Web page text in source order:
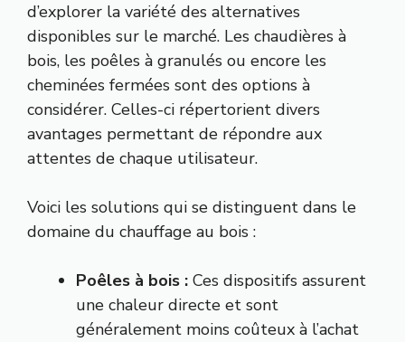
d’explorer la variété des alternatives
disponibles sur le marché. Les chaudières à
bois, les poêles à granulés ou encore les
cheminées fermées sont des options à
considérer. Celles-ci répertorient divers
avantages permettant de répondre aux
attentes de chaque utilisateur.
Voici les solutions qui se distinguent dans le
domaine du chauffage au bois :
Poêles à bois : Ces dispositifs assurent
une chaleur directe et sont
généralement moins coûteux à l’achat